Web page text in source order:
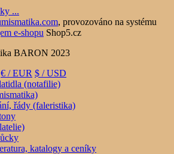
...
, provozováno na systému
e-shopu Shop5.cz
BARON 2023
€ / EUR $ / USD
(notafilie)
řády (faleristika)
katalogy a ceníky